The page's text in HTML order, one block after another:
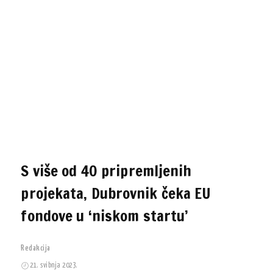
S više od 40 pripremljenih
projekata, Dubrovnik čeka EU
fondove u ‘niskom startu’
Redakcija
21. svibnja 2023.